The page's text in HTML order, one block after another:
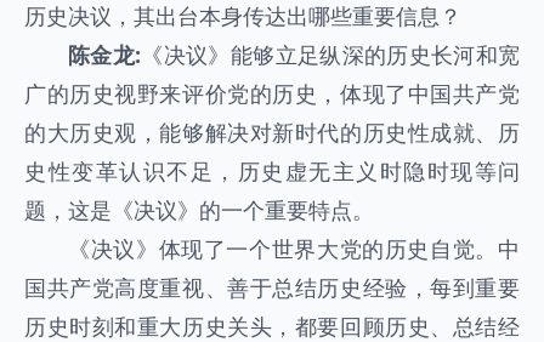
历史决议，其出台本身传达出哪些重要信息？
陈金龙: 《决议》能够立足纵深的历史长河和宽
广的历史视野来评价党的历史，体现了中国共产党
的大历史观，能够解决对新时代的历史性成就、历
史性变革认识不足，历史虚无主义时隐时现等问
题，这是《决议》的一个重要特点。
《决议》体现了一个世界大党的历史自觉。中
国共产党高度重视、善于总结历史经验，每到重要
历史时刻和重大历史关头，都要回顾历史、总结经